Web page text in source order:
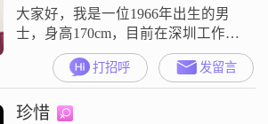
大家好，我是一位1966年出生的男
士，身高170cm，目前在深圳工作。
我的月收入在5001到8000元之间，
虽然不算特别高，但也能保证基本
的生活需求。我拥有大专学历，在
工作中积累了丰富的经验，能够胜
打招呼 发留言
珍惜